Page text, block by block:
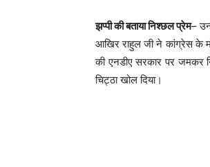
झप्पी की बताया निश्छल प्रेम–
आखिर राहुल जी ने कांग्रेस के
की एनडीए सरकार पर जमकर
चिट्ठा खोल दिया।